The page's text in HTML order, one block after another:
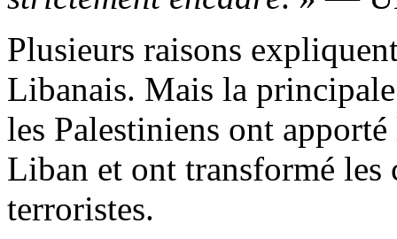
Plusieurs raisons
Libanais. Mais la
les Palestiniens ont
Liban et ont transformé les
terroristes.